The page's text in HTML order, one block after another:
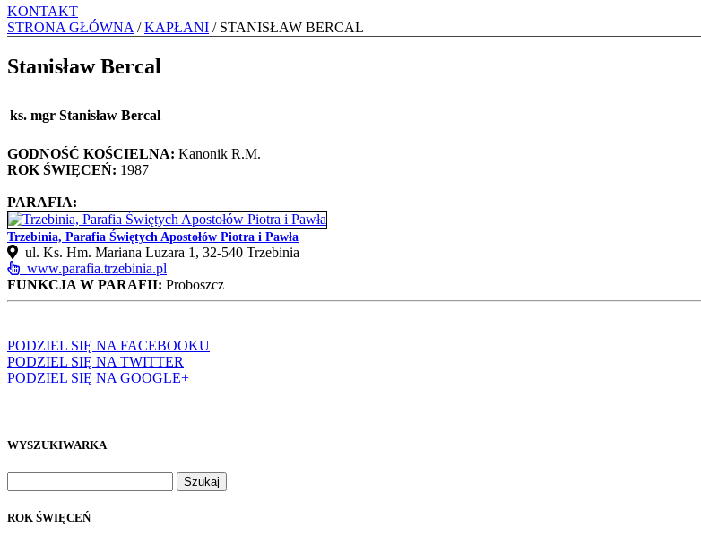
KONTAKT
STRONA GŁÓWNA /KAPŁANI / STANISŁAW BERCAL
Stanisław Bercal
ks. mgr Stanisław Bercal
GODNOŚĆ KOŚCIELNA: Kanonik R.M.
ROK ŚWIĘCEŃ: 1987
PARAFIA:
Trzebinia, Parafia Świętych Apostołów Piotra i Pawła
ul. Ks. Hm. Mariana Luzara 1, 32-540 Trzebinia
www.parafia.trzebinia.pl
FUNKCJA W PARAFII: Proboszcz
PODZIEL SIĘ NA FACEBOOKU
PODZIEL SIĘ NA TWITTER
PODZIEL SIĘ NA GOOGLE+
WYSZUKIWARKA
ROK ŚWIĘCEŃ